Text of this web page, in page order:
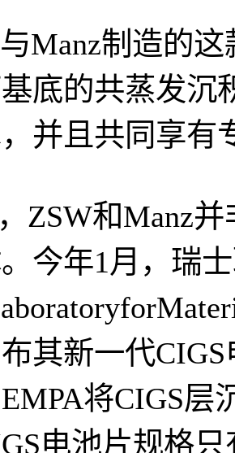
制造的这
底的共蒸发沉
并且共同享有
和Manz并
今年1月，瑞
其新一代
将CIGS层
电池片规格